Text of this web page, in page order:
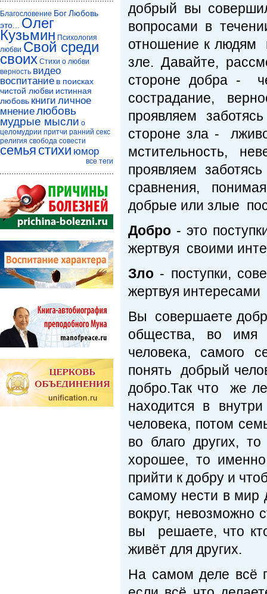
добрый вы
вопросами в
отношение к людям
зле. Давайте,
стороне добра -
сострадание,
проявляем
стороне зла -
мстительность,
проявляем
сравнения,
добрые или злые
Добро - это
жертвуя своими
Зло - поступки,
жертвуя интересами
Вы совершаете
общества, во имя
человека, самого
понять добрый
добро.Так что же
находится в
человека, потом
во благо других,
хорошее, то
прийти к добру и
самому нести в
вокруг,
вы решаете, что
живёт для других.
На самом деле всё
Благословение БогЛюбовь
это...
Олег
Кузьмин Психология
любви Свой среди
своих Стихи о любви
верность видео
воспитание в поисках
чистой любви истинная
любовь книги личное
мнениелюбовь
мудрые мысли о
целомудрии притчи ранний секс
религия свобода совести
семья стихи юмор
все теги